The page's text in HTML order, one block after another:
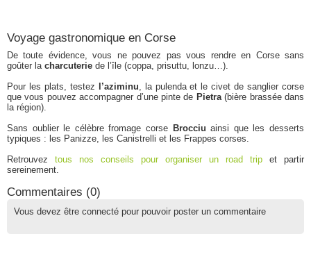
Voyage gastronomique en Corse
De toute évidence, vous ne pouvez pas vous rendre en Corse sans
goûter la charcuterie de l’île (coppa, prisuttu, lonzu…).
Pour les plats, testez
l’aziminu, la pulenda et le civet de sanglier corse
que vous pouvez accompagner d’une pinte de Pietra(bière brassée dans
la région).
Sans oublier le célèbre fromage corse Brocciu ainsi que les desserts
typiques : les Panizze, les Canistrelli et les Frappes corses.
Retrouvez tous nos conseils pour organiser un road trip et partir
sereinement.
Commentaires (0)
Vous devez être connecté pour pouvoir poster un commentaire